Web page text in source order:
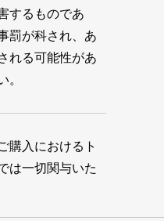
するものであ
罰が科され、あ
れる可能性があ
。
購入におけるト
は一切関与いた